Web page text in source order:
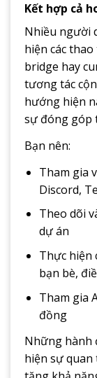
Kết hợp cả
Nhiều người
hiện các
bridge hay
tương tác
hướng hiện
sự đóng góp
Bạn nên:
Tham gia
Discord,
Theo dõi
dự án
Thực hiện
bạn bè,
Tham gia
đồng
Những hành
hiện sự quan